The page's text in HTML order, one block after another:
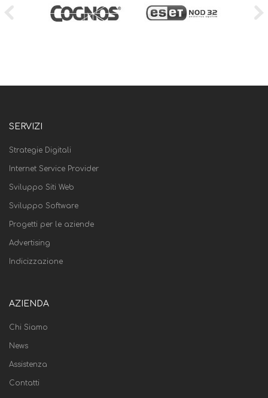
SERVIZI
Strategie Digitali
Internet Service Provider
Sviluppo Siti Web
Sviluppo Software
Progetti per le aziende
Advertising
Indicizzazione
AZIENDA
Chi Siamo
News
Assistenza
Contatti